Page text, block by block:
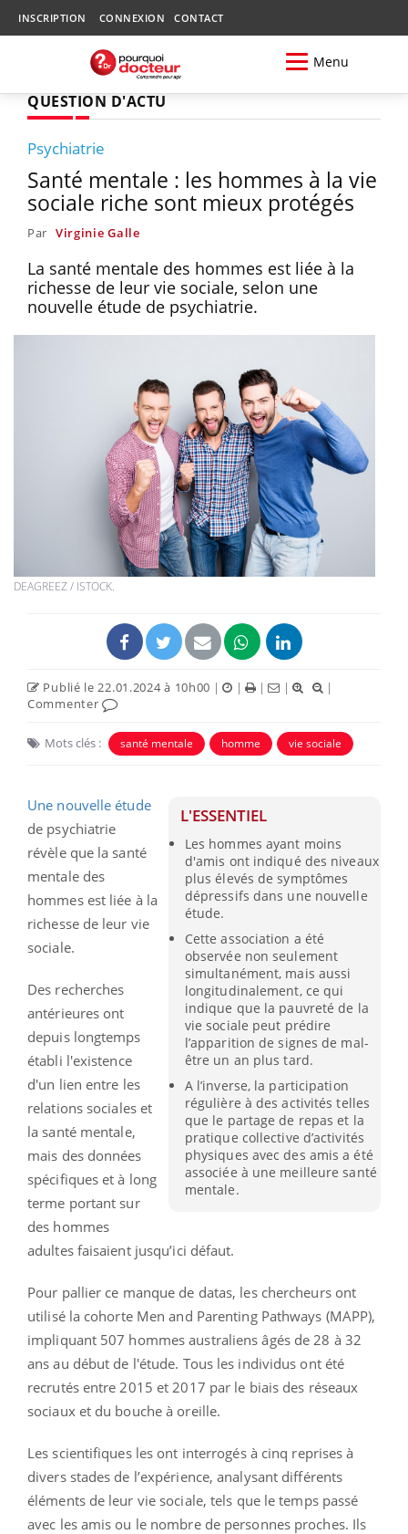
INSCRIPTION CONNEXION CONTACT
Menu
QUESTION D'ACTU
Psychiatrie
Santé mentale : les hommes à la vie
sociale riche sont mieux protégés
Par Virginie Galle
La santé mentale des hommes est liée à la
richesse de leur vie sociale, selon une
nouvelle étude de psychiatrie.
DEAGREEZ / ISTOCK.
Publié le 22.01.2024 à 10h00 | | | |
|
Commenter
Mots clés : santé mentale homme vie sociale
L'ESSENTIEL
Les hommes ayant moins
d'amis ont indiqué des niveaux
plus élevés de symptômes
dépressifs dans une nouvelle
étude.
Cette association a été
observée non seulement
simultanément, mais aussi
longitudinalement, ce qui
indique que la pauvreté de la
vie sociale peut prédire
l’apparition de signes de mal-
être un an plus tard.
A l’inverse, la participation
régulière à des activités telles
que le partage de repas et la
pratique collective d’activités
physiques avec des amis a été
associée à une meilleure santé
mentale.
Une nouvelle étude
de psychiatrie
révèle que la santé
mentale des
hommes est liée à la
richesse de leur vie
sociale.
Des recherches
antérieures ont
depuis longtemps
établi l'existence
d'un lien entre les
relations sociales et
la santé mentale,
mais des données
spécifiques et à long
terme portant sur
des hommes
adultes faisaient jusqu’ici défaut.
Pour pallier ce manque de datas, les chercheurs ont
utilisé la cohorte Men and Parenting Pathways (MAPP),
impliquant 507 hommes australiens âgés de 28 à 32
ans au début de l'étude. Tous les individus ont été
recrutés entre 2015 et 2017 par le biais des réseaux
sociaux et du bouche à oreille.
Les scientifiques les ont interrogés à cinq reprises à
divers stades de l’expérience, analysant différents
éléments de leur vie sociale, tels que le temps passé
avec les amis ou le nombre de personnes proches. Ils